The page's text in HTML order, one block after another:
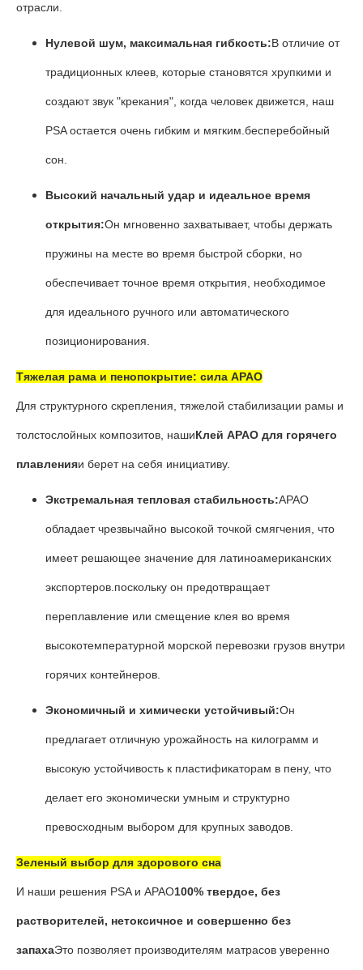
отрасли.
Нулевой шум, максимальная гибкость:В отличие от
традиционных клеев, которые становятся хрупкими и
создают звук "крекания", когда человек движется, наш
PSA остается очень гибким и мягким.бесперебойный
сон.
Высокий начальный удар и идеальное время
открытия:Он мгновенно захватывает, чтобы держать
пружины на месте во время быстрой сборки, но
обеспечивает точное время открытия, необходимое
для идеального ручного или автоматического
позиционирования.
Тяжелая рама и пенопокрытие: сила APAO
Для структурного скрепления, тяжелой стабилизации рамы и
толстослойных композитов, нашиКлей APAO для горячего
плавленияи берет на себя инициативу.
Экстремальная тепловая стабильность:APAO
обладает чрезвычайно высокой точкой смягчения, что
имеет решающее значение для латиноамериканских
экспортеров.поскольку он предотвращает
переплавление или смещение клея во время
высокотемпературной морской перевозки грузов внутри
горячих контейнеров.
Экономичный и химически устойчивый:Он
предлагает отличную урожайность на килограмм и
высокую устойчивость к пластификаторам в пену, что
делает его экономически умным и структурно
превосходным выбором для крупных заводов.
Зеленый выбор для здорового сна
И наши решения PSA и APAO100% твердое, без
растворителей, нетоксичное и совершенно без
запахаЭто позволяет производителям матрасов уверенно